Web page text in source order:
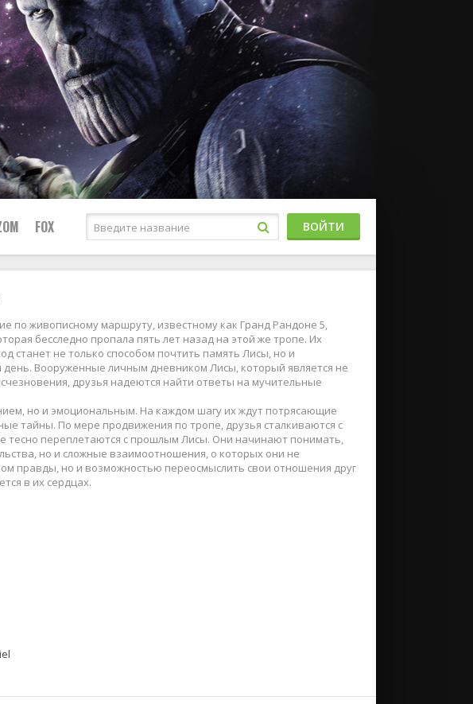
Военные
Семейные
Спортивные
Фэнтези
Netflix
HBO
Marvel
FOX ВОЙТИ
по живописному маршруту, известному как Гранд Рандоне 5,
бесследно пропала пять лет назад на этой же тропе. Их
станет не только способом почтить память Лисы, но и
Вооруженные личным дневником Лисы, который является не
друзья надеются найти ответы на мучительные
но и эмоциональным. На каждом шагу их ждут потрясающие
тайны. По мере продвижения по тропе, друзья сталкиваются с
переплетаются с прошлым Лисы. Они начинают понимать,
но и сложные взаимоотношения, о которых они не
правды, но и возможностью переосмыслить свои отношения друг
в их сердцах.